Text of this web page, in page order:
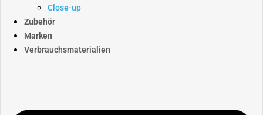
Close-up
Zubehör
Marken
Verbrauchsmaterialien